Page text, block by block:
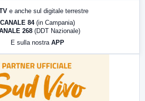
LabNews (replica)
e anche sul digitale terrestre
CANALE 84 (in Campania)
268 (DDT Nazionale)
E sulla nostra APP